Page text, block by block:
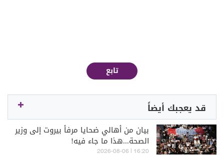
تابع
قد يعجبك أيضاً
بيان من أهالي ضحايا مرفأ بيروت إلى وزير
الصحة...هذا ما جاء فيه!
16:20 | 2026-08-06